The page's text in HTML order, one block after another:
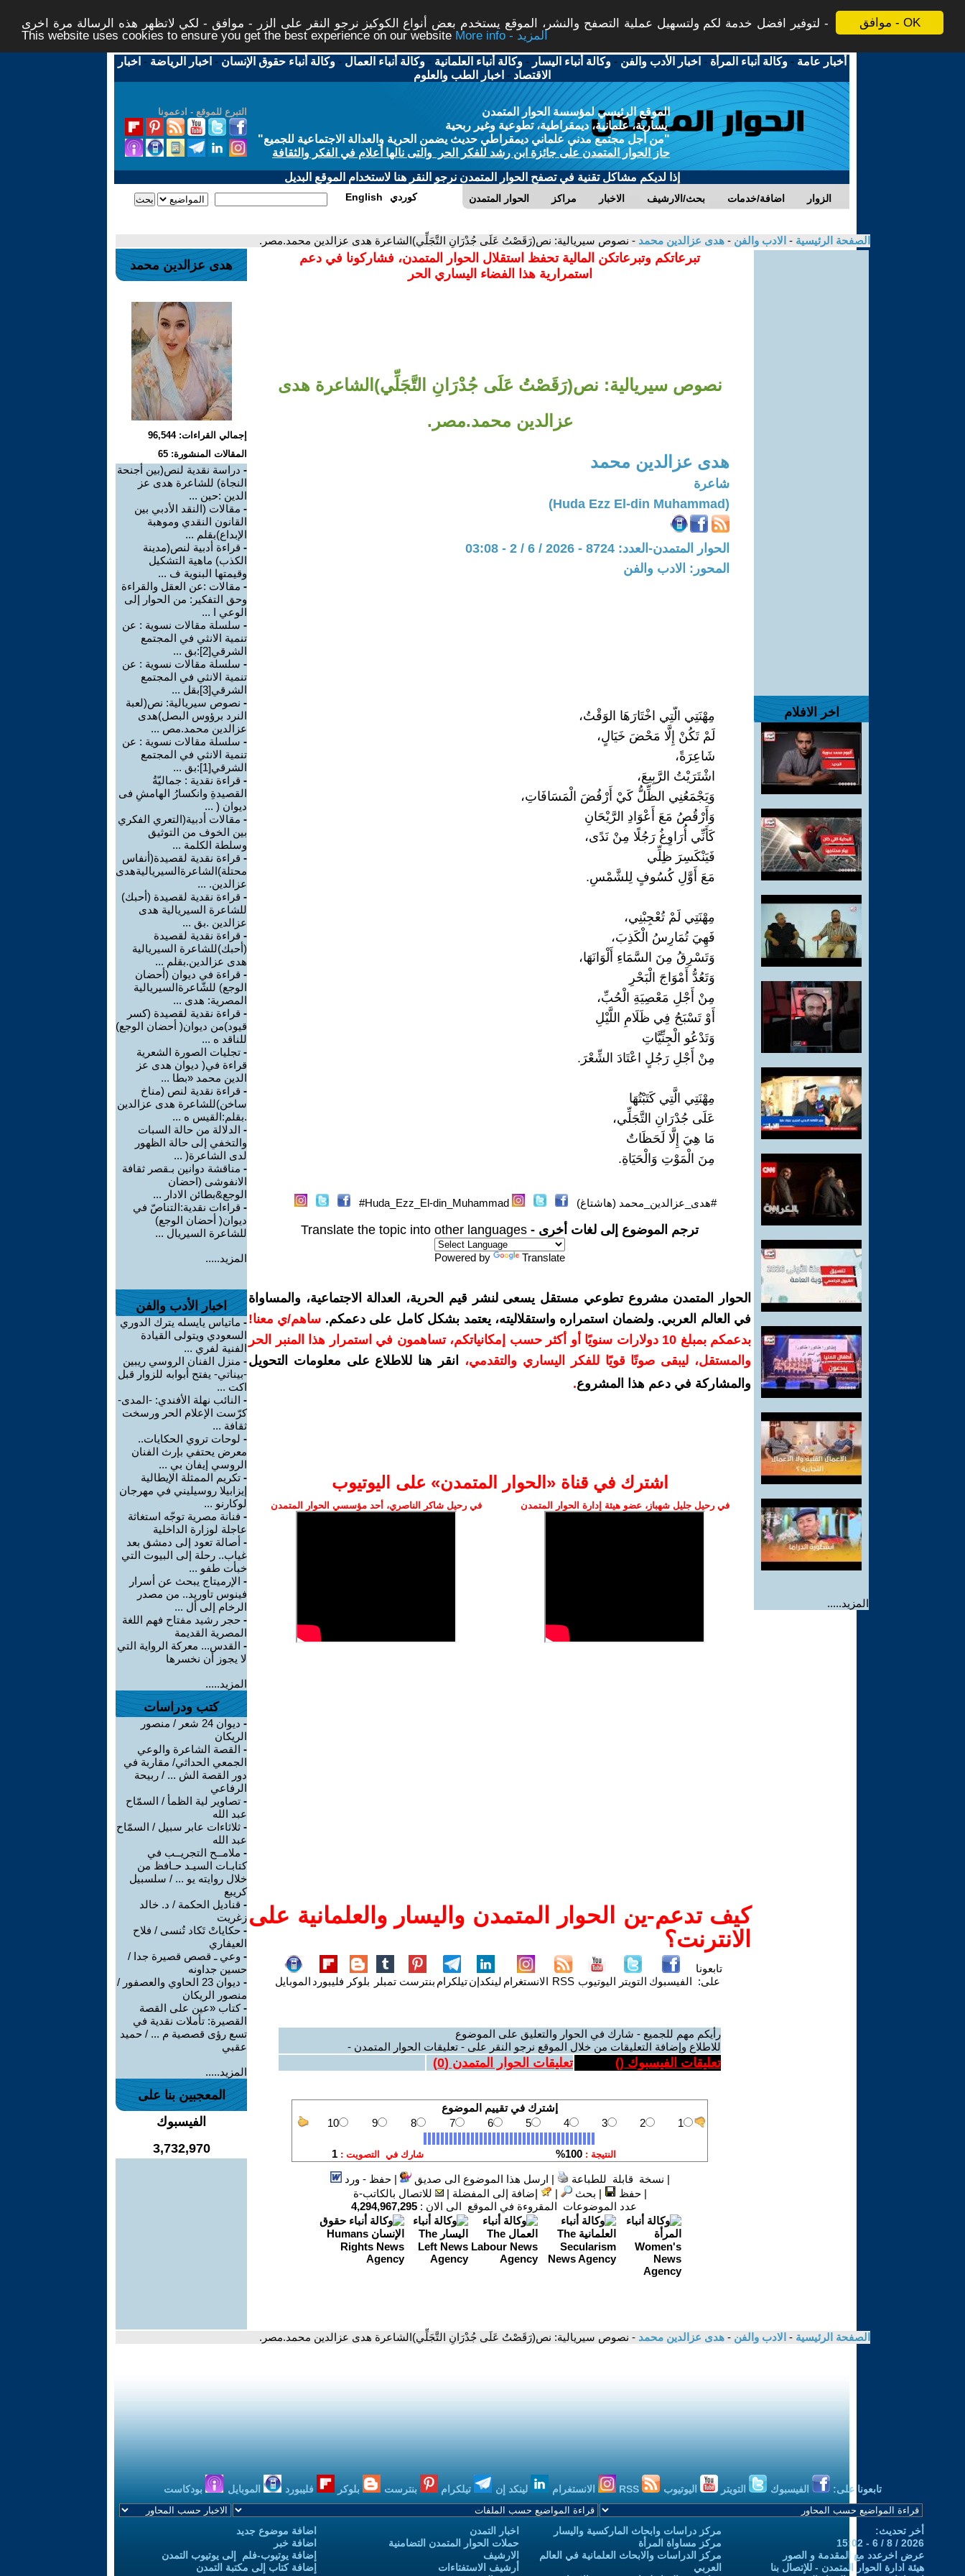
موافق - OK
لتوفير افضل خدمة لكم ولتسهيل عملية التصفح والنشر، الموقع يستخدم بعض أنواع الكوكيز نرجو النقر على الزر - موافق - لكي لاتظهر هذه الرسالة مرة اخرى -
This website uses cookies to ensure you get the best experience on our website
More info - المزيد
أخبار عامة -وكالة أنباء المرأة - اخبار الأدب والفن -وكالة أنباء اليسار -وكالة أنباء العلمانية -وكالة أنباء العمال -وكالة أنباء حقوق الإنسان - اخبار الرياضة - اخبار
الاقتصاد - اخبار الطب والعلوم
التبرع للموقع - ادعمونا
الموقع الرئيسي لمؤسسة الحوار المتمدن
يسارية، علمانية، ديمقراطية، تطوعية وغير ربحية
"من أجل مجتمع مدني علماني ديمقراطي حديث يضمن الحرية والعدالة الاجتماعية للجميع"
حاز الحوار المتمدن على جائزة ابن رشد للفكر الحر والتى نالها أعلام في الفكر والثقافة
إذا لديكم مشاكل تقنية في تصفح الحوار المتمدن نرجو النقر هنا لاستخدام الموقع البديل
الحوار المتمدن مراكز الاخبار بحث/الارشيف اضافة/خدمات الزوار English كوردي
الصفحة الرئيسية - الادب والفن - هدى عزالدين محمد - نصوص سيريالية: نص(رَقَصْتُ عَلَى جُدْرَانِ التَّجَلِّي)الشاعرة هدى عزالدين محمد.مصر.
اخر الافلام
المزيد.....
تبرعاتكم وتبرعاتكن المالية تحفظ استقلال الحوار المتمدن، فشاركونا في دعم
استمرارية هذا الفضاء اليساري الحر
نصوص سيريالية: نص(رَقَصْتُ عَلَى جُدْرَانِ التَّجَلِّي)الشاعرة هدى
عزالدين محمد.مصر.
هدى عزالدين محمد
شاعرة
(Huda Ezz El-din Muhammad)
الحوار المتمدن-العدد: 8724 - 2026 / 6 / 2 - 03:08
المحور: الادب والفن
مِهْنَتِي الَّتِي اخْتَارَهَا الوَقْتُ،
لَمْ تَكُنْ إِلَّا مَحْضَ خَيَالٍ،
شَاعِرَةً،
اشْتَرَيْتُ الرَّبِيعَ،
وَيَجْمَعُنِي الظِّلُّ كَيْ أَرْفُضَ الْمَسَافَاتِ،
وَأَرْقُصُ مَعَ أَعْوَادِ الرَّيْحَانِ
كَأَنِّي أُرَاوِغُ رَجُلًا مِنْ نَدًى،
فَيَنْكَسِرَ ظِلِّي
مَعَ أَوَّلِ كُسُوفٍ لِلشَّمْسِ.
مِهْنَتِي لَمْ تُعْجِبْنِي،
فَهِيَ تُمَارِسُ الْكَذِبَ،
وَتَسْرِقُ مِنَ السَّمَاءِ أَلْوَانَهَا،
وَتَعُدُّ أَمْوَاجَ الْبَحْرِ
مِنْ أَجْلِ مَعْصِيَةِ الْحُبِّ،
أَوْ تَسْبَحُ فِي ظَلَامِ اللَّيْلِ
وَتَدْعُو الْجِنِّيَّاتِ
مِنْ أَجْلِ رَجُلٍ اعْتَادَ الشِّعْرَ.
مِهْنَتِي الَّتِي كَتَبْتُهَا
عَلَى جُدْرَانِ التَّجَلِّي،
مَا هِيَ إِلَّا لَحَظَاتٌ
مِنَ الْمَوْتِ وَالْحَيَاةِ.
#هدى_عزالدين_محمد (هاشتاغ) Huda_Ezz_El-din_Muhammad#
ترجم الموضوع إلى لغات أخرى - Translate the topic into other languages
Powered by Translate
الحوار المتمدن مشروع تطوعي مستقل يسعى لنشر قيم الحرية، العدالة الاجتماعية، والمساواة
في العالم العربي. ولضمان استمراره واستقلاليته، يعتمد بشكل كامل على دعمكم. ساهم/ي معنا!
بدعمكم بمبلغ 10 دولارات سنويًا أو أكثر حسب إمكانياتكم، تساهمون في استمرار هذا المنبر الحر
والمستقل، ليبقى صوتًا قويًا للفكر اليساري والتقدمي،
انقر هنا للاطلاع على معلومات التحويل
والمشاركة في دعم هذا المشروع.
اشترك في قناة ‫«الحوار المتمدن» على اليوتيوب
في رحيل جليل شهباز، عضو هيئة إدارة الحوار المتمدن في رحيل شاكر الناصري، أحد مؤسسي الحوار المتمدن
كيف تدعم-ين الحوار المتمدن واليسار والعلمانية على
الانترنت؟
تابعونا
على: الفيسبوك التويتر اليوتيوب RSS الانستغرام لينكدإنتيلكرام بنترست تمبلر بلوكر فليبورد الموبايل
رأيكم مهم للجميع - شارك في الحوار والتعليق على الموضوع
للاطلاع وإضافة التعليقات من خلال الموقع نرجو النقر على - تعليقات الحوار المتمدن -
تعليقات الفيسبوك () تعليقات الحوار المتمدن (0
)
| نسخة قابلة للطباعة | ارسل هذا الموضوع الى صديق |حفظ - ورد
|حفظ | بحث | إضافة إلى المفضلة |
للاتصال بالكاتب-ة
عدد الموضوعات المقروءة في الموقع الى الان : 4,294,967,295
هدى عزالدين محمد
إجمالي القراءات: 96,544
المقالات المنشورة: 65
- دراسة نقدية لنص(بين أجنحة
النجاة) للشاعرة هدى عز
الدين :حين ...
- مقالات (النقد الأدبي بين
القانون النقدي وموهبة
الإبداع)بقلم ...
- قراءة أدبية لنص(مدينة
الكذب) ماهية التشكيل
وقيمتها البنوية ف ...
- مقالات :عن العقل والقراءة
وحق التفكير: من الحوار إلى
الوعي ا ...
- سلسلة مقالات نسوية : عن
تنمية الانثي في المجتمع
الشرقي[2]:بق ...
- سلسلة مقالات نسوية : عن
تنمية الانثي في المجتمع
الشرقي[3]بقل ...
- نصوص سيريالية: نص(لعبة
النرد برؤوس البصل)هدى
عزالدين محمد.مص ...
- سلسلة مقالات نسوية : عن
تنمية الانثي في المجتمع
الشرقي[1]:بق ...
- قراءة نقدية : جماليّةُ
القصيدةِ وانكسارُ الهامشِ فى
ديوان ( ...
- مقالات أدبية(التعري الفكري
بين الخوف من التوثيق
وسلطة الكلمة ...
- قراءة نقدية لقصيدة(أنفاس
محتلة)الشاعرةالسيرياليةهدى
عزالدين. ...
- قراءة نقدية لقصيدة (أحبك)
للشاعرة السيريالية هدى
عزالدين .بق ...
- قراءة نقدية لقصيدة
(أحبك)للشاعرة السيريالية
هدى عزالدين.بقلم ...
- قراءة في ديوان (أحضان
الوجع) للشّاعرةالسيريالية
المصرية: هدى ...
- قراءة نقدية لقصيدة (كسر
قيود)من ديوان( أحضان الوجع)
للناقد ه ...
- تجليات الصورة الشعرية
قراءة في( ديوان هدى عز
الدين محمد «بطا ...
- قراءة نقدية لنص (مناخ
ساخن)للشاعرة هدى عزالدين
.بقلم:القيس ه ...
- الدلالة من حالة السبات
والتخفي إلى حالة الظهور
لدى الشاعرة( ...
- مناقشة دوانين بـقصر ثقافة
الانفوشى (احضان
الوجع&بطائن الادار ...
- قراءات نقدية:التناصّ في
ديوان( أحضان الوجع)
للشاعرة السيريال ...
المزيد.....
اخبار الأدب والفن
- ماتياس يايسله يترك الدوري
السعودي ويتولى القيادة
الفنية لفري ...
- منزل الفنان الروسي ريبين
-بيناتي- يفتح أبوابه للزوار قبل
اكت ...
- النائب نهلة الأفندي: -المدى-
كرّست الإعلام الحر ورسخت
ثقافة ...
- لوحات تروي الحكايات..
معرض يحتفي بإرث الفنان
الروسي إيفان بي ...
- تكريم الممثلة الإيطالية
إيزابيلا روسيليني في مهرجان
لوكارنو ...
- فنانة مصرية توجّه استغاثة
عاجلة لوزارة الداخلية
- أصالة تعود إلى دمشق بعد
غياب.. رحلة إلى البيوت التي
خبأت طفو ...
- الإرميتاج يبحث عن أسرار
فينوس تاوريد.. من مصدر
الرخام إلى أل ...
- حجر رشيد مفتاح فهم اللغة
المصرية القديمة
- القدس... معركة الرواية التي
لا يجوز أن نخسرها
المزيد.....
كتب ودراسات
-
ديوان 24 شعر / منصور
الريكان
- القصة الشاعرة والوعي
الجمعي الحداثي/ مقاربة في
دور القصة الش ... / ربيحة
الرفاعي
- تصاوير لية الظمأ / السمّاح
عبد الله
- ثلاثاءات عابر سبيل / السمّاح
عبد الله
- ملامــح التجريــب في
كتابـات السيـد حـافظ من
خلال روايته يو ... / سلسبيل
كريبع
- قناديل الحكمة / د. خالد
زغريت
- حكاياتْ تَكاد تُنسى / فلاح
العيفاري
- وعي ـ قصص قصيرة جدا /
حسين جداونه
-
ديوان 23 الحاوي والعصفور /
منصور الريكان
-كتاب «عين على القصة
القصيرة: تأملات نقدية في
تسع رؤى قصصية م ... / حميد
عقبي
المزيد.....
المعجبين بنا على
الفيسبوك
3,732,970
الصفحة الرئيسية - الادب والفن - هدى عزالدين محمد - نصوص سيريالية: نص(رَقَصْتُ عَلَى جُدْرَانِ التَّجَلِّي)الشاعرة هدى عزالدين محمد.مصر.
تابعونا على: الفيسبوك التويتر اليوتيوب الانستغرام لينكد إن تيلكرام بنترست بلوكر فليبورد الموبايل بودكاست
أخر تحديث:
2026 / 8 / 6 - 15:02
عرض اخرعدد مع المقدمة و الصور
هيئة ادارة الحوار المتمدن - للإتصال بنا
مركز دراسات وابحاث الماركسية واليسار
مركز مساواة المرأة
مركز الدراسات والابحاث العلمانية في العالم
العربي
اخبار التمدن
حملات الحوار المتمدن التضامنية
الارشيف
أرشيف الاستفتاءات
اضافة موضوع جديد
اضافة خبر
إضافة يوتيوب-فلم إلى يوتيوب التمدن
إضافة كتاب إلى مكتبة التمدن